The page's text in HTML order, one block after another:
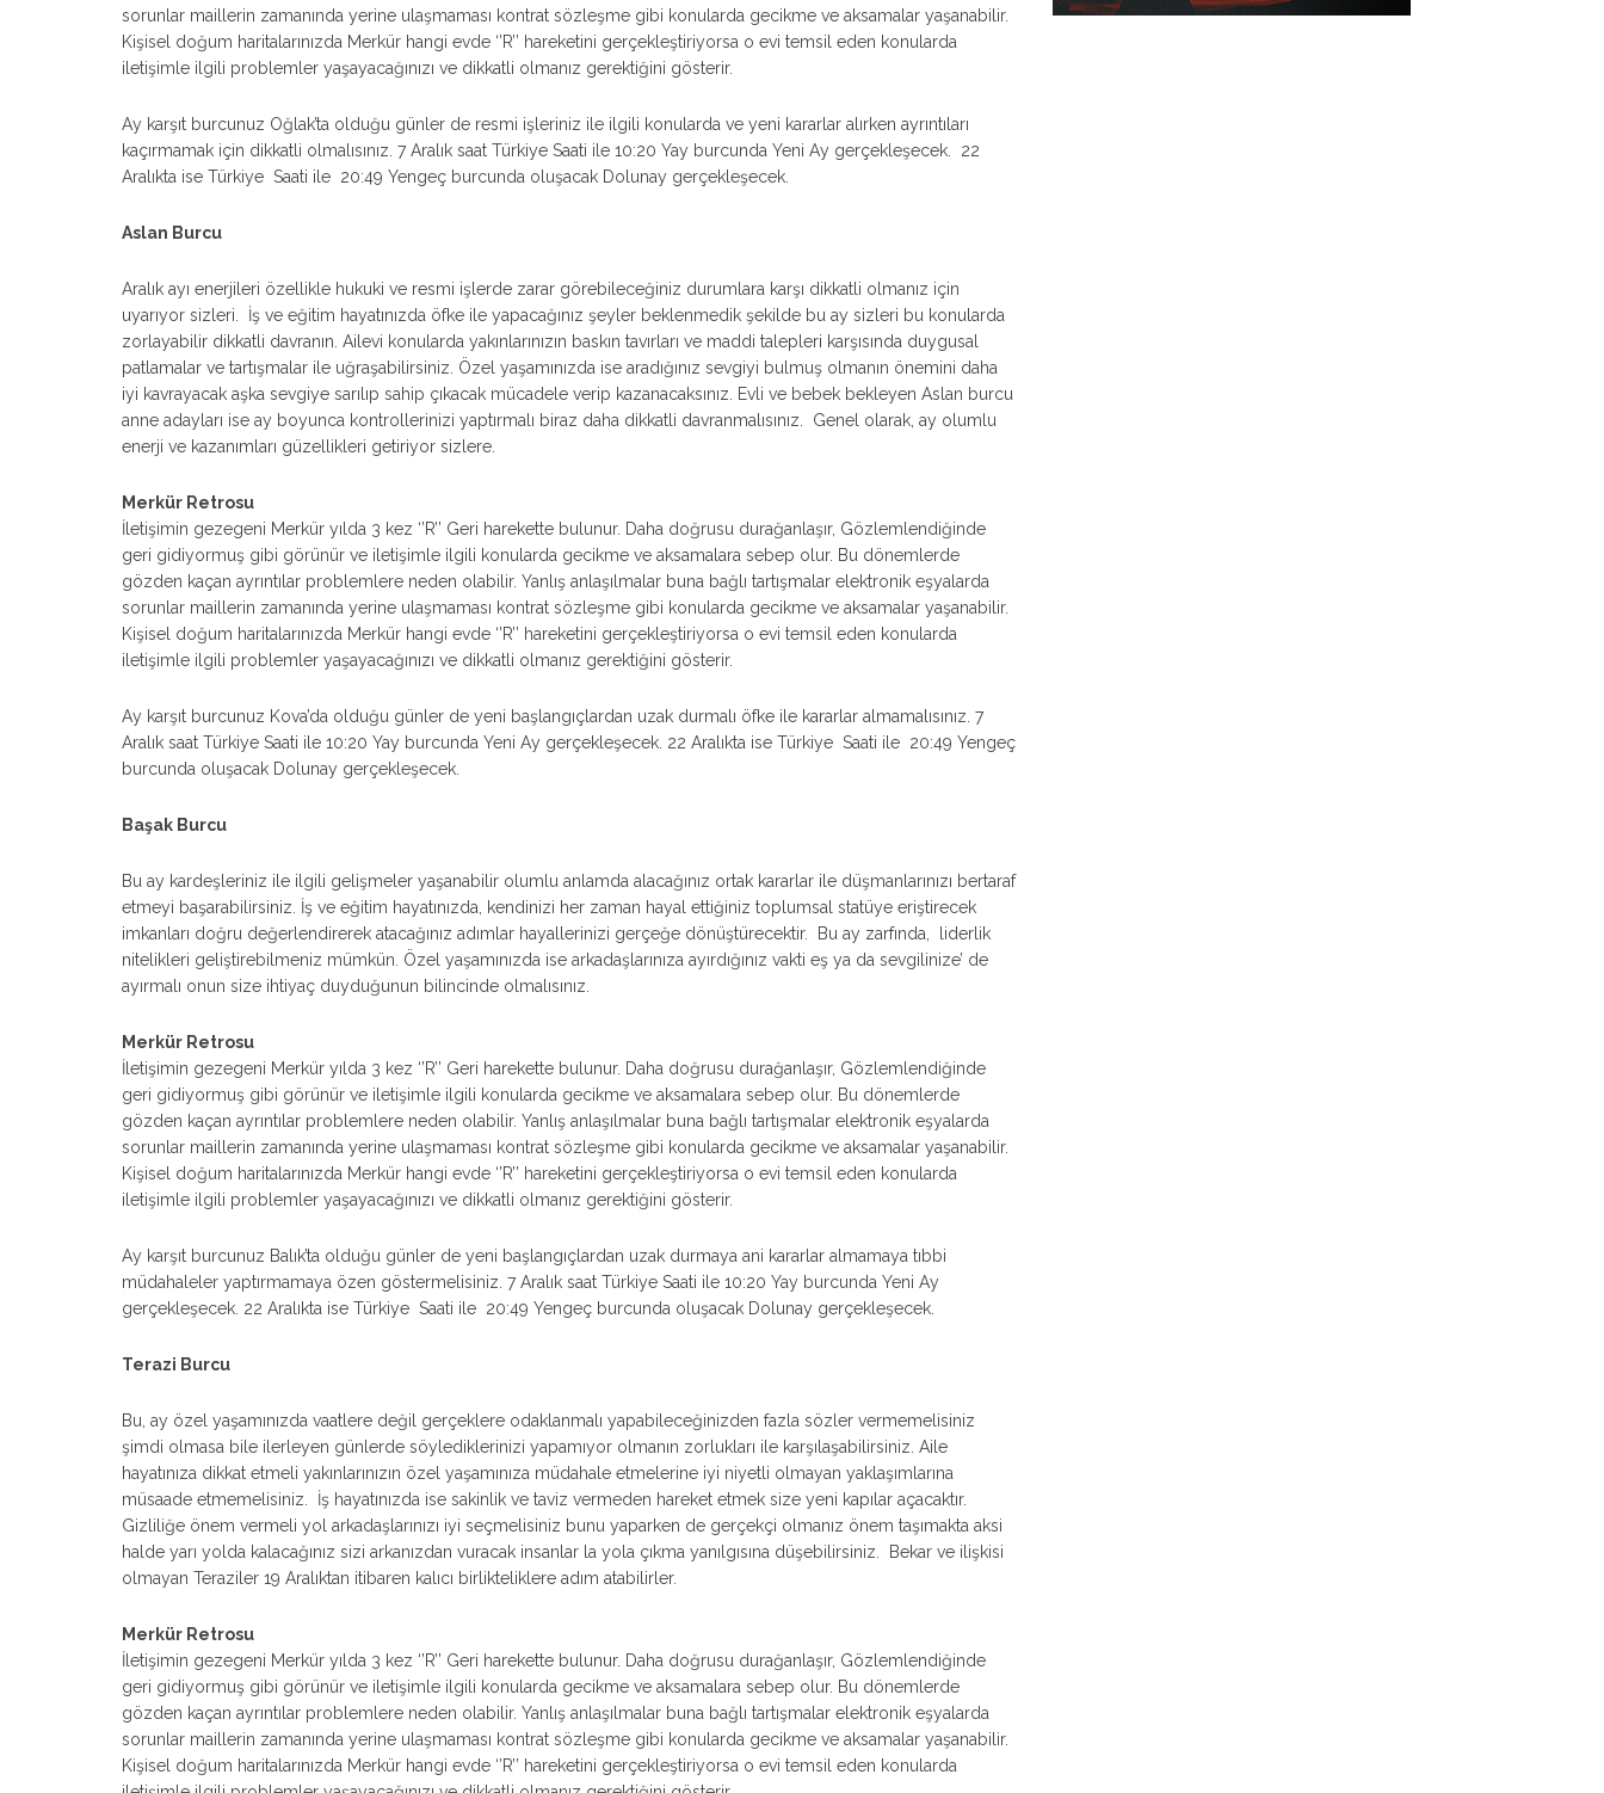
sorunlar maillerin zamanında yerine ulaşmaması kontrat sözleşme gibi konularda gecikme ve aksamalar yaşanabilir.
Kişisel doğum haritalarınızda Merkür hangi evde ‘’R’’ hareketini gerçekleştiriyorsa o evi temsil eden konularda
iletişimle ilgili problemler yaşayacağınızı ve dikkatli olmanız gerektiğini gösterir.
Ay karşıt burcunuz Oğlak’ta olduğu günler de resmi işleriniz ile ilgili konularda ve yeni kararlar alırken ayrıntıları
kaçırmamak için dikkatli olmalısınız. 7 Aralık saat Türkiye Saati ile 10:20 Yay burcunda Yeni Ay gerçekleşecek. 22
Aralıkta ise Türkiye Saati ile 20:49 Yengeç burcunda oluşacak Dolunay gerçekleşecek.
Aslan Burcu
Aralık ayı enerjileri özellikle hukuki ve resmi işlerde zarar görebileceğiniz durumlara karşı dikkatli olmanız için
uyarıyor sizleri. İş ve eğitim hayatınızda öfke ile yapacağınız şeyler beklenmedik şekilde bu ay sizleri bu konularda
zorlayabilir dikkatli davranın. Ailevi konularda yakınlarınızın baskın tavırları ve maddi talepleri karşısında duygusal
patlamalar ve tartışmalar ile uğraşabilirsiniz. Özel yaşamınızda ise aradığınız sevgiyi bulmuş olmanın önemini daha
iyi kavrayacak aşka sevgiye sarılıp sahip çıkacak mücadele verip kazanacaksınız. Evli ve bebek bekleyen Aslan burcu
anne adayları ise ay boyunca kontrollerinizi yaptırmalı biraz daha dikkatli davranmalısınız. Genel olarak, ay olumlu
enerji ve kazanımları güzellikleri getiriyor sizlere.
Merkür Retrosu
İletişimin gezegeni Merkür yılda 3 kez ‘’R’’ Geri harekette bulunur. Daha doğrusu durağanlaşır, Gözlemlendiğinde
geri gidiyormuş gibi görünür ve iletişimle ilgili konularda gecikme ve aksamalara sebep olur. Bu dönemlerde
gözden kaçan ayrıntılar problemlere neden olabilir. Yanlış anlaşılmalar buna bağlı tartışmalar elektronik eşyalarda
sorunlar maillerin zamanında yerine ulaşmaması kontrat sözleşme gibi konularda gecikme ve aksamalar yaşanabilir.
Kişisel doğum haritalarınızda Merkür hangi evde ‘’R’’ hareketini gerçekleştiriyorsa o evi temsil eden konularda
iletişimle ilgili problemler yaşayacağınızı ve dikkatli olmanız gerektiğini gösterir.
Ay karşıt burcunuz Kova’da olduğu günler de yeni başlangıçlardan uzak durmalı öfke ile kararlar almamalısınız. 7
Aralık saat Türkiye Saati ile 10:20 Yay burcunda Yeni Ay gerçekleşecek. 22 Aralıkta ise Türkiye Saati ile 20:49 Yengeç
burcunda oluşacak Dolunay gerçekleşecek.
Başak Burcu
Bu ay kardeşleriniz ile ilgili gelişmeler yaşanabilir olumlu anlamda alacağınız ortak kararlar ile düşmanlarınızı bertaraf
etmeyi başarabilirsiniz. İş ve eğitim hayatınızda, kendinizi her zaman hayal ettiğiniz toplumsal statüye eriştirecek
imkanları doğru değerlendirerek atacağınız adımlar hayallerinizi gerçeğe dönüştürecektir. Bu ay zarfında, liderlik
nitelikleri geliştirebilmeniz mümkün. Özel yaşamınızda ise arkadaşlarınıza ayırdığınız vakti eş ya da sevgilinize’ de
ayırmalı onun size ihtiyaç duyduğunun bilincinde olmalısınız.
Merkür Retrosu
İletişimin gezegeni Merkür yılda 3 kez ‘’R’’ Geri harekette bulunur. Daha doğrusu durağanlaşır, Gözlemlendiğinde
geri gidiyormuş gibi görünür ve iletişimle ilgili konularda gecikme ve aksamalara sebep olur. Bu dönemlerde
gözden kaçan ayrıntılar problemlere neden olabilir. Yanlış anlaşılmalar buna bağlı tartışmalar elektronik eşyalarda
sorunlar maillerin zamanında yerine ulaşmaması kontrat sözleşme gibi konularda gecikme ve aksamalar yaşanabilir.
Kişisel doğum haritalarınızda Merkür hangi evde ‘’R’’ hareketini gerçekleştiriyorsa o evi temsil eden konularda
iletişimle ilgili problemler yaşayacağınızı ve dikkatli olmanız gerektiğini gösterir.
Ay karşıt burcunuz Balık’ta olduğu günler de yeni başlangıçlardan uzak durmaya ani kararlar almamaya tıbbi
müdahaleler yaptırmamaya özen göstermelisiniz. 7 Aralık saat Türkiye Saati ile 10:20 Yay burcunda Yeni Ay
gerçekleşecek. 22 Aralıkta ise Türkiye Saati ile 20:49 Yengeç burcunda oluşacak Dolunay gerçekleşecek.
Terazi Burcu
Bu, ay özel yaşamınızda vaatlere değil gerçeklere odaklanmalı yapabileceğinizden fazla sözler vermemelisiniz
şimdi olmasa bile ilerleyen günlerde söylediklerinizi yapamıyor olmanın zorlukları ile karşılaşabilirsiniz. Aile
hayatınıza dikkat etmeli yakınlarınızın özel yaşamınıza müdahale etmelerine iyi niyetli olmayan yaklaşımlarına
müsaade etmemelisiniz. İş hayatınızda ise sakinlik ve taviz vermeden hareket etmek size yeni kapılar açacaktır.
Gizliliğe önem vermeli yol arkadaşlarınızı iyi seçmelisiniz bunu yaparken de gerçekçi olmanız önem taşımakta aksi
halde yarı yolda kalacağınız sizi arkanızdan vuracak insanlar la yola çıkma yanılgısına düşebilirsiniz. Bekar ve ilişkisi
olmayan Teraziler 19 Aralıktan itibaren kalıcı birlikteliklere adım atabilirler.
Merkür Retrosu
İletişimin gezegeni Merkür yılda 3 kez ‘’R’’ Geri harekette bulunur. Daha doğrusu durağanlaşır, Gözlemlendiğinde
geri gidiyormuş gibi görünür ve iletişimle ilgili konularda gecikme ve aksamalara sebep olur. Bu dönemlerde
gözden kaçan ayrıntılar problemlere neden olabilir. Yanlış anlaşılmalar buna bağlı tartışmalar elektronik eşyalarda
sorunlar maillerin zamanında yerine ulaşmaması kontrat sözleşme gibi konularda gecikme ve aksamalar yaşanabilir.
Kişisel doğum haritalarınızda Merkür hangi evde ‘’R’’ hareketini gerçekleştiriyorsa o evi temsil eden konularda